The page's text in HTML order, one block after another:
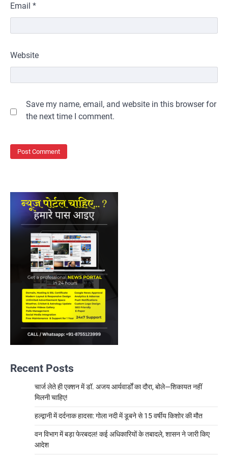
Email *
Website
Save my name, email, and website in this browser for
the next time I comment.
Recent Posts
चार्ज लेते ही एक्शन में डॉ. अजय आर्यवार्डों का दौरा, बोले—शिकायत नहीं
मिलनी चाहिए!
हल्द्वानी में दर्दनाक हादसा: गोला नदी में डूबने से 15 वर्षीय किशोर की मौत
वन विभाग में बड़ा फेरबदल! कई अधिकारियों के तबादले, शासन ने जारी किए
आदेश